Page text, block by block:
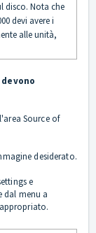
disco. Nota che
devi avere i
alle unità,
Source of
desiderato.
e
dal menu a